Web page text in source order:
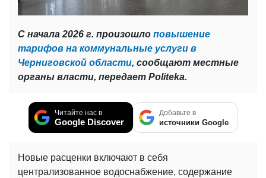
С начала 2026 г. произошло повышение
тарифов на коммунальные услуги в
Черниговской области, сообщают местные
органы власти, передает Politeka.
Читайте нас в
Google Discover
Добавьте в
источники Google
Новые расценки включают в себя
централизованное водоснабжение, содержание